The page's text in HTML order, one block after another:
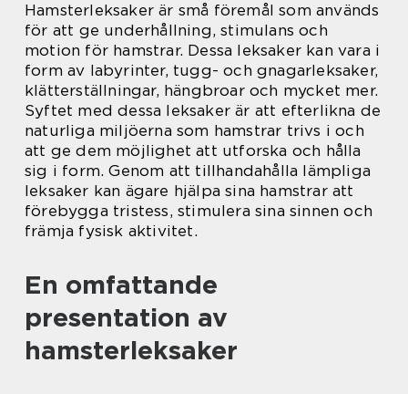
Hamsterleksaker är små föremål som används
för att ge underhållning, stimulans och
motion för hamstrar. Dessa leksaker kan vara i
form av labyrinter, tugg- och gnagarleksaker,
klätterställningar, hängbroar och mycket mer.
Syftet med dessa leksaker är att efterlikna de
naturliga miljöerna som hamstrar trivs i och
att ge dem möjlighet att utforska och hålla
sig i form. Genom att tillhandahålla lämpliga
leksaker kan ägare hjälpa sina hamstrar att
förebygga tristess, stimulera sina sinnen och
främja fysisk aktivitet.
En omfattande
presentation av
hamsterleksaker